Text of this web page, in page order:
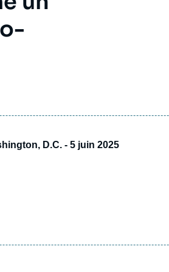
D.C. - 5 juin 2025